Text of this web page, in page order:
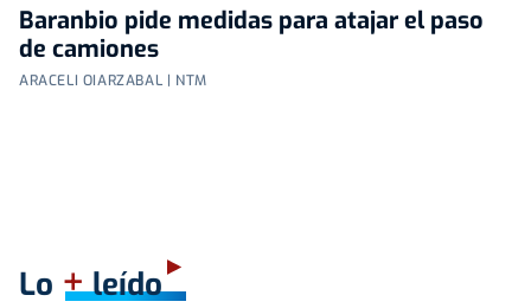
Baranbio pide medidas para atajar el paso
de camiones
ARACELI OIARZABAL | NTM
Lo +leído